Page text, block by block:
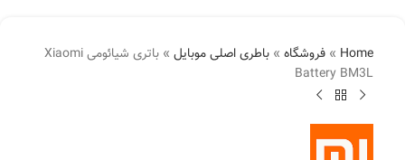
Home
» فروشگاه » باطری اصلی موبایل »
باتری شیائومی Xiaomi
Battery BM3L